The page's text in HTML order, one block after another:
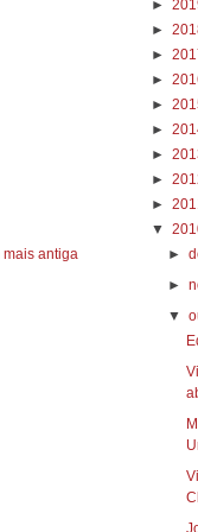
mais antiga
►
►
►
►
►
►
►
►
►
▼
►
►
▼